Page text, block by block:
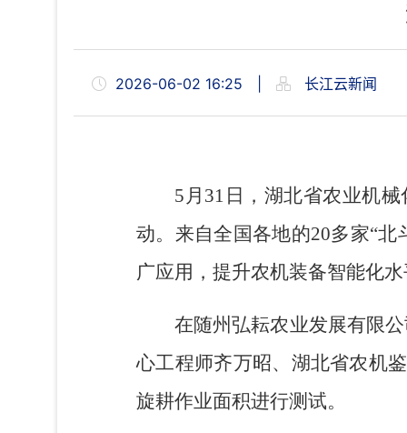
2026-06-02 16:25 长江云新闻
5月31日，湖北省农业机
动。来自全国各地的20多家“
广应用，提升农机装备智能化
在随州弘耘农业发展有限
心工程师齐万昭、湖北省农机
旋耕作业面积进行测试。